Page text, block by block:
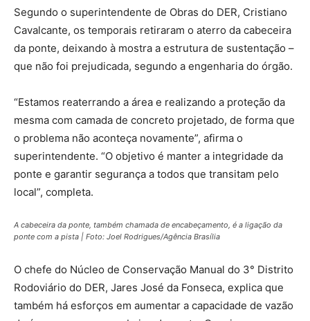
Segundo o superintendente de Obras do DER, Cristiano
Cavalcante, os temporais retiraram o aterro da cabeceira
da ponte, deixando à mostra a estrutura de sustentação –
que não foi prejudicada, segundo a engenharia do órgão.
“Estamos reaterrando a área e realizando a proteção da
mesma com camada de concreto projetado, de forma que
o problema não aconteça novamente”, afirma o
superintendente. “O objetivo é manter a integridade da
ponte e garantir segurança a todos que transitam pelo
local”, completa.
A cabeceira da ponte, também chamada de encabeçamento, é a ligação da
ponte com a pista | Foto: Joel Rodrigues/Agência Brasília
O chefe do Núcleo de Conservação Manual do 3° Distrito
Rodoviário do DER, Jares José da Fonseca, explica que
também há esforços em aumentar a capacidade de vazão